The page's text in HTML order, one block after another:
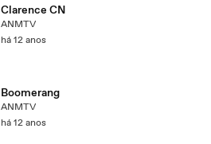
Clarence CN
ANMTV
há 12 anos
Boomerang
ANMTV
há 12 anos